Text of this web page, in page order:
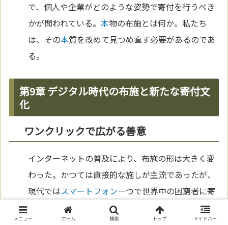
で、個人や企業がどのような姿勢で寄付を行うべき
かが問われている。本物の布施とは何か。私たち
は、その本質を改めて見つめ直す必要があるのであ
る。
第9章 デジタル時代の布施と新たな寄付文
化
ワンクリックで広がる善意
インターネットの普及により、布施の形は大きく変
わった。かつては直接的な施しが主流であったが、
現代ではスマートフォン一つで世界中の困窮者に寄
付ができる。
際的なチャリティ団体は、
やク
メニュー ホーム 検索 トップ サイドバー